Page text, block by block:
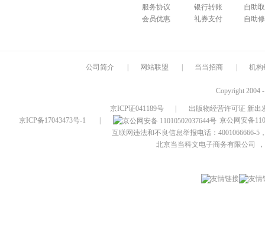
服务协议
会员优惠
银行转账
礼券支付
自助
自助
公司简介 网站联盟 当当招商 机构
Copyright 2004
京ICP证041189号
出版物经营许可证 新出
京ICP备17043473号-1
京公网安备
互联网违法和不良信息举报电话：4001066666-5
北京当当科文电子商务有限公司